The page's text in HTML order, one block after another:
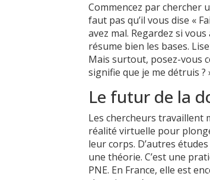
Commencez par chercher
faut pas qu’il vous dise «
avez mal. Regardez si
résume bien les bases.
Mais surtout, posez-vous
signifie que je me détruis
Le futur de la
Les chercheurs travaillent
réalité virtuelle pour
leur corps. D’autres
une théorie. C’est une
PNE. En France, elle est